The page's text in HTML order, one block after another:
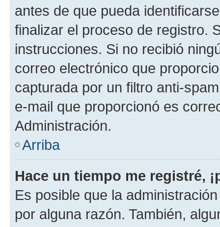
antes de que pueda
finalizar el proceso de registro.
instrucciones. Si no recibió
correo electrónico que
capturada por un filtro anti-
e-mail que proporcionó es
Administración.
Arriba
Hace un tiempo me registré,
Es posible que la
por alguna razón. También,